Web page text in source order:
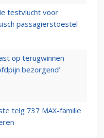
testvlucht voor
passagierstoestel
op terugwinnen
bezorgend’
telg 737 MAX-familie